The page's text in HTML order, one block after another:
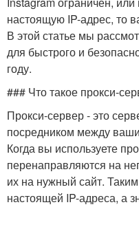
настоящую IP-адрес, то
В этой статье мы
для быстрого и
году.
### Что такое прокси-
Прокси-сервер - это
посредником между
Когда вы используете
перенаправляются на
их на нужный сайт.
настоящей IP-адреса, а